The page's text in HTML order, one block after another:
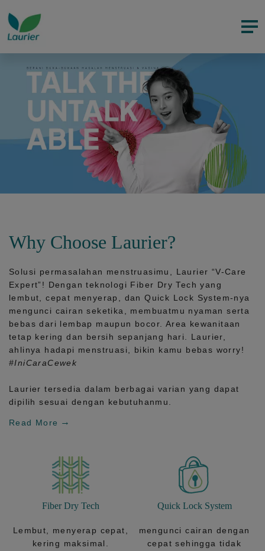
Why Choose Laurier?
Solusi permasalahan menstruasimu, Laurier “V-Care
Expert”! Dengan teknologi Fiber Dry Tech yang
lembut, cepat menyerap, danQuick Lock System-nya
mengunci cairan seketika, membuatmu nyaman serta
bebas dari lembap maupun bocor. Area kewanitaan
tetap kering dan bersih sepanjang hari.
Laurier,
ahlinya hadapi menstruasi, bikin kamu bebas worry!
#IniCaraCewek
Laurier tersedia dalam berbagai varian yang dapat
dipilih sesuai dengan kebutuhanmu.
Read More
Fiber Dry Tech
Lembut, menyerap cepat,
kering maksimal.
Quick Lock System
mengunci cairan dengan
cepat sehingga tidak